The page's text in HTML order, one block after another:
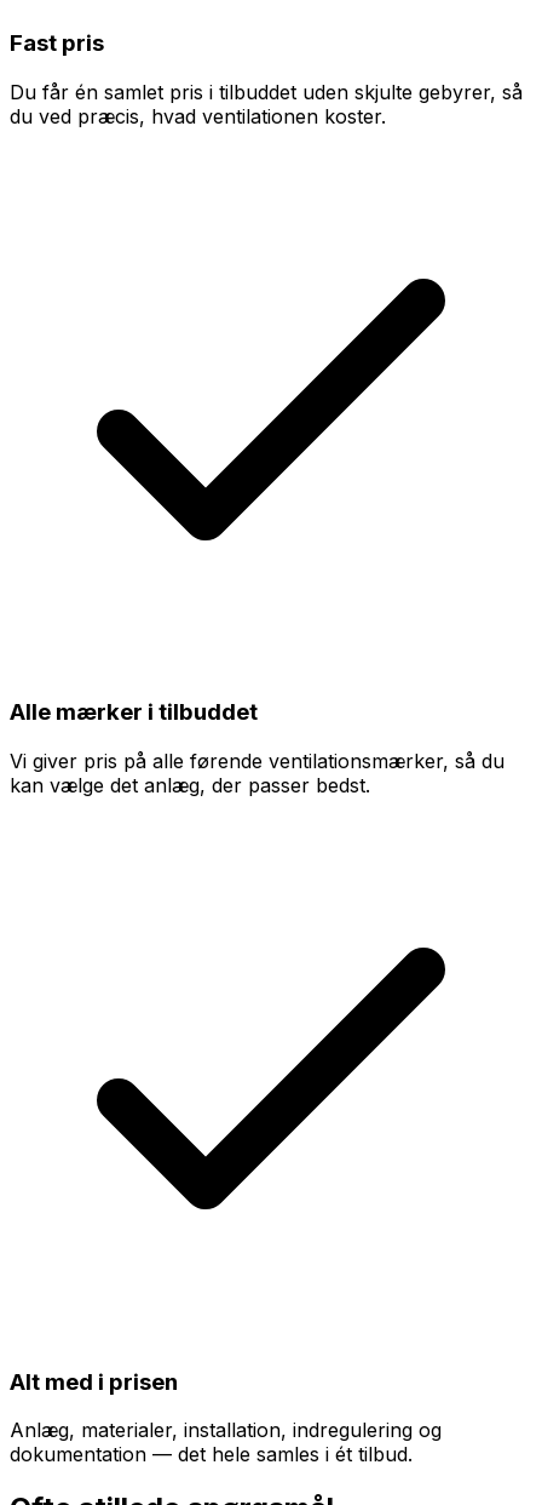
Fast pris
Du får én samlet pris i tilbuddet uden skjulte gebyrer, så
du ved præcis, hvad ventilationen koster.
Alle mærker i tilbuddet
Vi giver pris på alle førende ventilationsmærker, så du
kan vælge det anlæg, der passer bedst.
Alt med i prisen
Anlæg, materialer, installation, indregulering og
dokumentation — det hele samles i ét tilbud.